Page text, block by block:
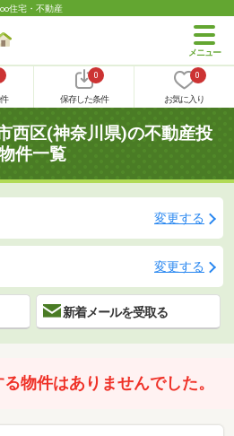
住宅・不動産
0
保存した条件
0
お気に入り
西区(神奈川県)の不動産投
件一覧
変更する
変更する
新着メールを受取る
物件はありませんでした。